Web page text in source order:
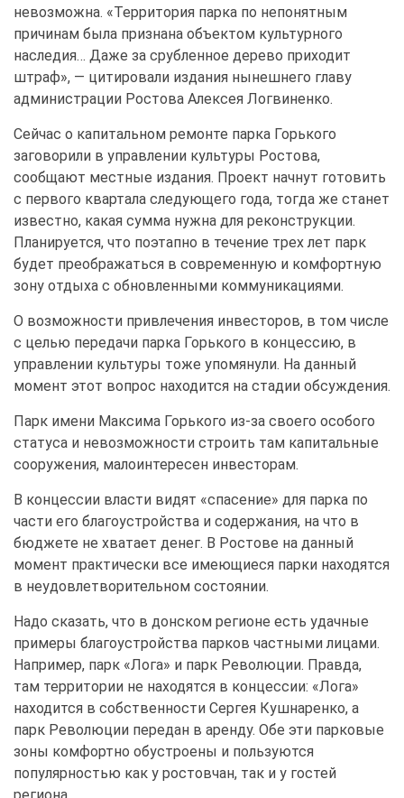
невозможна. «Территория парка по непонятным
причинам была признана объектом культурного
наследия… Даже за срубленное дерево приходит
штраф», — цитировали издания нынешнего главу
администрации Ростова Алексея Логвиненко.
Сейчас о капитальном ремонте парка Горького
заговорили в управлении культуры Ростова,
сообщают местные издания. Проект начнут готовить
с первого квартала следующего года, тогда же станет
известно, какая сумма нужна для реконструкции.
Планируется, что поэтапно в течение трех лет парк
будет преображаться в современную и комфортную
зону отдыха с обновленными коммуникациями.
О возможности привлечения инвесторов, в том числе
с целью передачи парка Горького в концессию, в
управлении культуры тоже упомянули. На данный
момент этот вопрос находится на стадии обсуждения.
Парк имени Максима Горького из-за своего особого
статуса и невозможности строить там капитальные
сооружения, малоинтересен инвесторам.
В концессии власти видят «спасение» для парка по
части его благоустройства и содержания, на что в
бюджете не хватает денег. В Ростове на данный
момент практически все имеющиеся парки находятся
в неудовлетворительном состоянии.
Надо сказать, что в донском регионе есть удачные
примеры благоустройства парков частными лицами.
Например, парк «Лога» и парк Революции. Правда,
там территории не находятся в концессии: «Лога»
находится в собственности Сергея Кушнаренко, а
парк Революции передан в аренду. Обе эти парковые
зоны комфортно обустроены и пользуются
популярностью как у ростовчан, так и у гостей
региона.